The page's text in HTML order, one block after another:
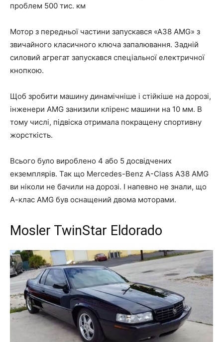
проблем 500 тис. км
Мотор з передньої частини запускався «А38 AMG» з
звичайного класичного ключа запалювання. Задній
силовий агрегат запускався спеціальної електричної
кнопкою.
Щоб зробити машину динамічніше і стійкіше на дорозі,
інженери AMG занизили кліренс машини на 10 мм. В
тому числі, підвіска отримала покращену спортивну
жорсткість.
Всього було вироблено 4 або 5 досвідчених
екземплярів. Так що Mercedes-Benz A-Class A38 AMG
ви ніколи не бачили на дорозі. І напевно не знали, що
А-клас AMG був оснащений двома моторами.
Mosler TwinStar Eldorado